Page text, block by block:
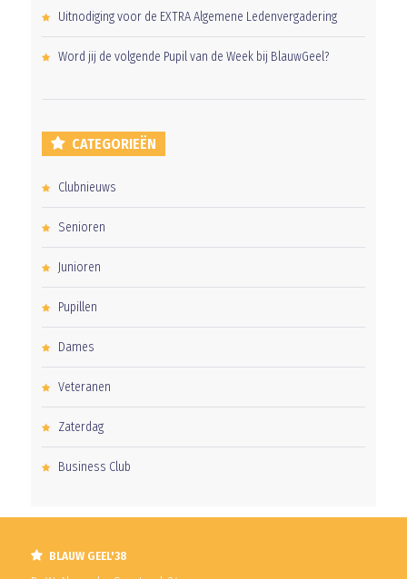
Uitnodiging voor de EXTRA Algemene Ledenvergadering
Word jij de volgende Pupil van de Week bij BlauwGeel?
CATEGORIEËN
Clubnieuws
Senioren
Junioren
Pupillen
Dames
Veteranen
Zaterdag
Business Club
BLAUW GEEL'38